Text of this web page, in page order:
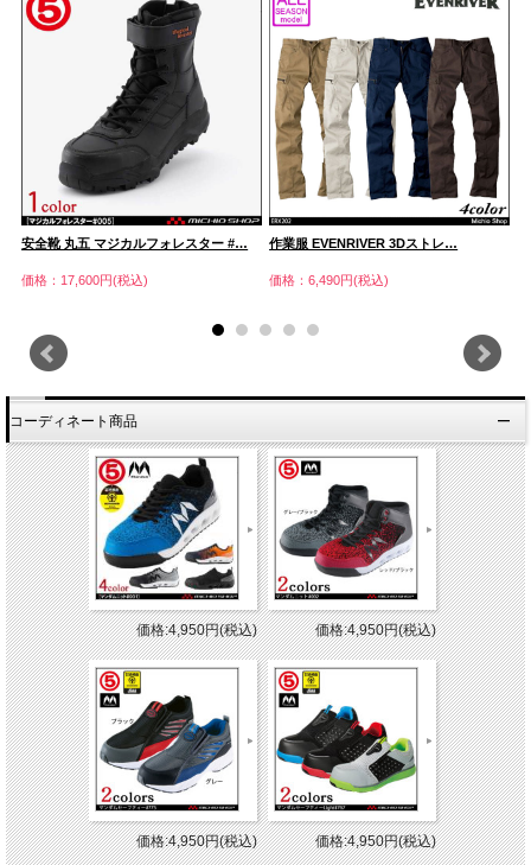
安全靴 丸五 マジカルフォレスター #…
価格：17,600円(税込)
作業服 EVENRIVER 3Dストレ…
価格：6,490円(税込)
コーディネート商品
価格:4,950円(税込) 価格:4,950円(税込)
価格:4,950円(税込) 価格:4,950円(税込)